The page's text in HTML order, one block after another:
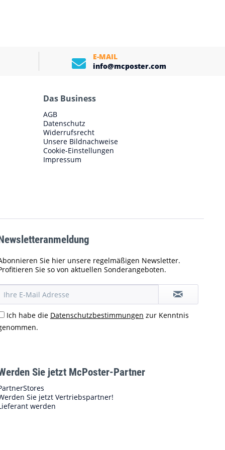
E-MAIL
info@mcposter.com
Das Business
AGB
Datenschutz
Widerrufsrecht
Unsere Bildnachweise
Cookie-Einstellungen
Impressum
Sie hier unsere regelmäßigen Newsletter.
Sie so von aktuellen Sonderangeboten.
Ich habe die Datenschutzbestimmungen zur Kenntnis
Sie jetzt McPoster-Partner
Sie jetzt Vertriebspartner!
werden